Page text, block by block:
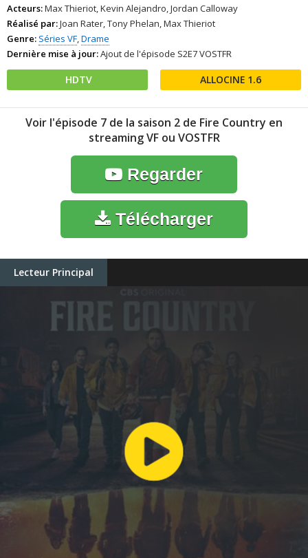
Acteurs:Max Thieriot, Kevin Alejandro, Jordan Calloway
Réalisé par:Joan Rater, Tony Phelan, Max Thieriot
Genre: Séries VF,Drame
Dernière mise à jour:Ajout de l'épisode S2E7 VOSTFR
HDTV 1.6
Voir l'épisode 7 de la saison 2 de Fire Country en
streaming VF ou VOSTFR
Regarder
Télécharger
Lecteur Principal